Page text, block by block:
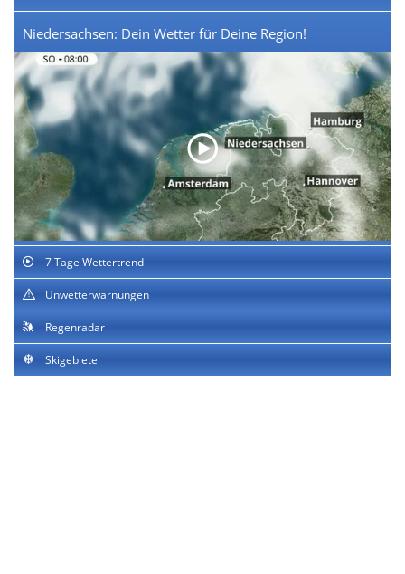
Niedersachsen: Dein Wetter für Deine Region!
7 Tage Wettertrend
Unwetterwarnungen
Regenradar
Skigebiete